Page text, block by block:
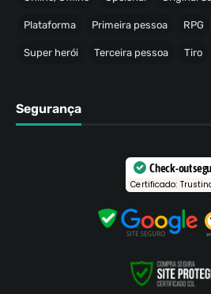
Plataforma Primeira pessoa RPG
Super herói Terceira pessoa Tiro
Segurança
Check-out
Certificado: